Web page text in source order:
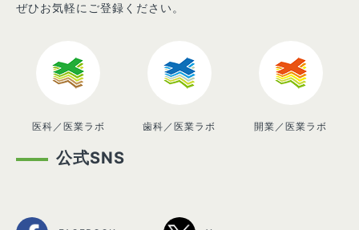
ぜひお気軽にご登録ください。
医科／医業ラボ 歯科／医業ラボ 開業／医業ラボ
公式SNS